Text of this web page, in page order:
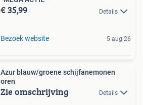
€ 35,99 Details
Bezoek website 5 aug 26
Azur blauw/groene schijfanemonen
oren
Zie omschrijving Details